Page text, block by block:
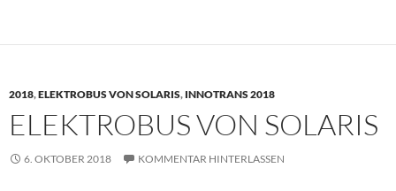
2018,ELEKTROBUS VON SOLARIS, INNOTRANS 2018
ELEKTROBUS VON SOLARIS
6. OKTOBER 2018 KOMMENTAR HINTERLASSEN